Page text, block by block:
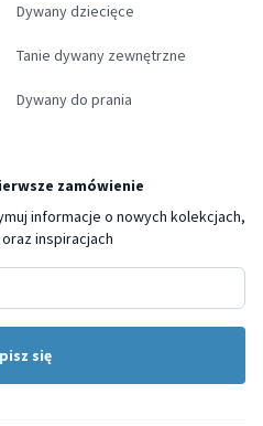
Dywany dziecięce
Tanie dywany zewnętrzne
Dywany do prania
zamówienie
informacje o nowych kolekcjach,
inspiracjach
się